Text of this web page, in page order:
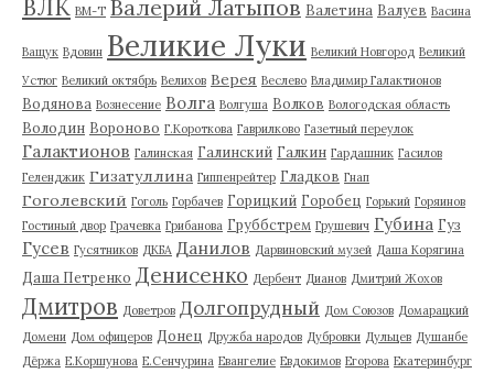
ВЛК ВМ-Т Валерий Латыпов Валетина Валуев Васина
Ващук Вдовин Великие Луки Великий Новгород Великий
Устюг Великий октябрь Велихов Верея Веслево Владимир Галактионов
Водянова Вознесение Волга Волгуша Волков Вологодская область
Володин Вороново Г.Короткова Гаврилково Газетный переулок
Галактионов Галинская Галинский Галкин Гардашник Гасилов
Геленджик Гизатуллина Гиппенрейтер Гладков Гнап
Гоголевский Гоголь Горбачев Горицкий Горобец Горький Горяинов
Гостиный двор Грачевка Грибанова Груббстрем Грушевич Губина Гуз
Гусев Гусятников ДКБА Данилов Дарвиновский музей Даша Корягина
Даша Петренко Денисенко Дербент Дианов Дмитрий Жохов
Дмитров Доветров Долгопрудный Дом Союзов Домарацкий
Домени Дом офицеров Донец Дружба народов Дубровки Дульцев Душанбе
Дёржа Е.Коршунова Е.Сенчурина Евангелие Евдокимов Егорова Екатеринбург